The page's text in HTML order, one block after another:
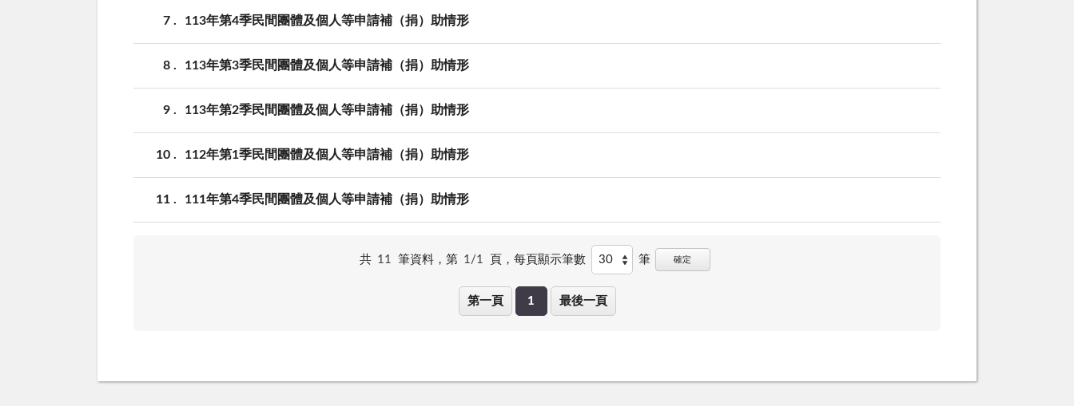
7 113年第4季民間團體及個人等申請補（捐）助情形
8 113年第3季民間團體及個人等申請補（捐）助情形
9 113年第2季民間團體及個人等申請補（捐）助情形
10 112年第1季民間團體及個人等申請補（捐）助情形
11 111年第4季民間團體及個人等申請補（捐）助情形
共 11 筆資料，第 1/1 頁， 每頁顯示筆數 筆 確定
第一頁 1 最後一頁